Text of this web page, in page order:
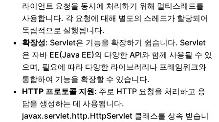
라이언트 요청을 동시에 처리하기 위해 멀티스레드를
사용합니다. 각 요청에 대해 별도의 스레드가 할당되어
독립적으로 실행됩니다.
확장성: Servlet은 기능을 확장하기 쉽습니다. Servlet
은 자바 EE(Java EE)의 다양한 API와 함께 사용될 수 있
으며, 필요에 따라 다양한 라이브러리나 프레임워크와
통합하여 기능을 확장할 수 있습니다.
HTTP 프로토콜 지원: 주로 HTTP 요청을 처리하고 응
답을 생성하는 데 사용됩니다.
javax.servlet.http.HttpServlet 클래스를 상속 받습니